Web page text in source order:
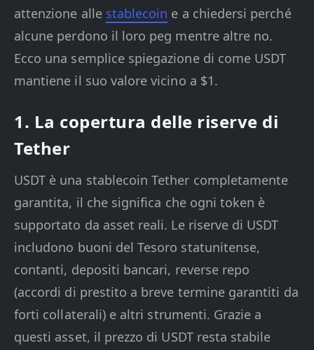
attenzione alle stablecoin e a chiedersi perché
alcune perdono il loro peg mentre altre no.
Ecco una semplice spiegazione di come USDT
mantiene il suo valore vicino a $1.
1. La copertura delle riserve di
Tether
USDT è una stablecoin Tether completamente
garantita, il che significa che ogni token è
supportato da asset reali. Le riserve di USDT
includono buoni del Tesoro statunitense,
contanti, depositi bancari, reverse repo
(accordi di prestito a breve termine garantiti da
forti collaterali) e altri strumenti. Grazie a
questi asset, il prezzo di USDT resta stabile